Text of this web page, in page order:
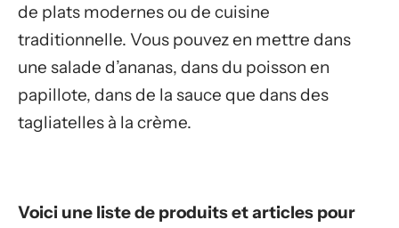
de plats modernes ou de cuisine
traditionnelle. Vous pouvez en mettre dans
une salade d’ananas, dans du poisson en
papillote, dans de la sauce que dans des
tagliatelles à la crème.
Voici une liste de produits et articles pour